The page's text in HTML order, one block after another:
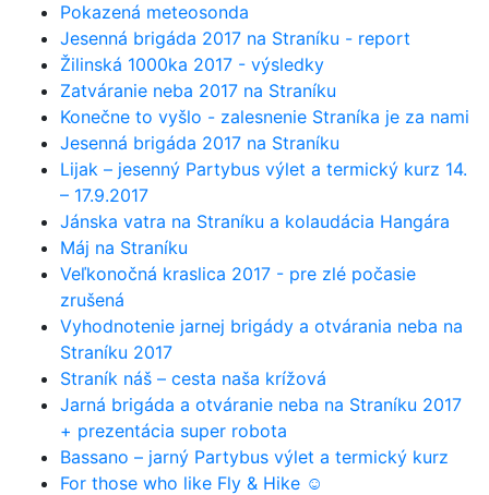
Pokazená meteosonda
Jesenná brigáda 2017 na Straníku - report
Žilinská 1000ka 2017 - výsledky
Zatváranie neba 2017 na Straníku
Konečne to vyšlo - zalesnenie Straníka je za nami
Jesenná brigáda 2017 na Straníku
Lijak – jesenný Partybus výlet a termický kurz 14.
– 17.9.2017
Jánska vatra na Straníku a kolaudácia Hangára
Máj na Straníku
Veľkonočná kraslica 2017 - pre zlé počasie
zrušená
Vyhodnotenie jarnej brigády a otvárania neba na
Straníku 2017
Straník náš – cesta naša krížová
Jarná brigáda a otváranie neba na Straníku 2017
+ prezentácia super robota
Bassano – jarný Partybus výlet a termický kurz
For those who like Fly & Hike ☺